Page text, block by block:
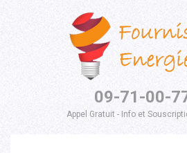
09-71-00-
Appel Gratuit - Info et